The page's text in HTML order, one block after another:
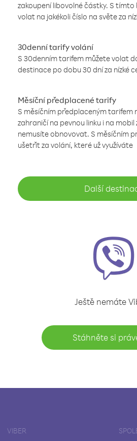
zakoupení libovolné částky. S
volat na jakékoli číslo na světe za
30denní tarify volání
S 30denním tarifem můžete volat
destinace po dobu 30 dní za nízké
Měsíční předplacené tarify
S měsíčním předplaceným tarifem
zahraničí na pevnou linku i na mobil
nemusíte obnovovat. S měsíčním
ušetřit za volání, které už využíváte
Další
Ještě nemáte
Stáhněte si
VIBER